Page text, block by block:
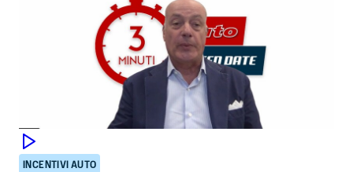
INCENTIVI AUTO